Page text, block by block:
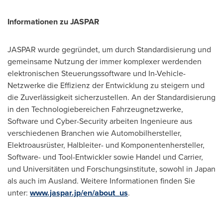
Informationen zu JASPAR
JASPAR wurde gegründet, um durch Standardisierung und
gemeinsame Nutzung der immer komplexer werdenden
elektronischen Steuerungssoftware und In-Vehicle-
Netzwerke die Effizienz der Entwicklung zu steigern und
die Zuverlässigkeit sicherzustellen. An der Standardisierung
in den Technologiebereichen Fahrzeugnetzwerke,
Software und Cyber-Security arbeiten Ingenieure aus
verschiedenen Branchen wie Automobilhersteller,
Elektroausrüster, Halbleiter- und Komponentenhersteller,
Software- und Tool-Entwickler sowie Handel und Carrier,
und Universitäten und Forschungsinstitute, sowohl in Japan
als auch im Ausland. Weitere Informationen finden Sie
unter: www.jaspar.jp/en/about_us.